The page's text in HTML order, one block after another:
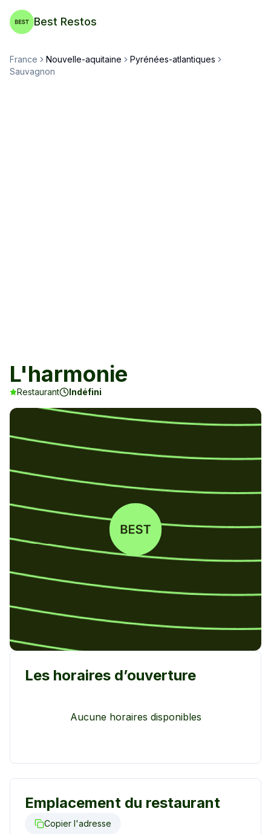
Best Restos
France Nouvelle-aquitaine
Pyrénées-atlantiques
Sauvagnon
L'harmonie
Restaurant Indéfini
Les horaires d’ouverture
Aucune horaires disponibles
Emplacement du restaurant
Copier l'adresse